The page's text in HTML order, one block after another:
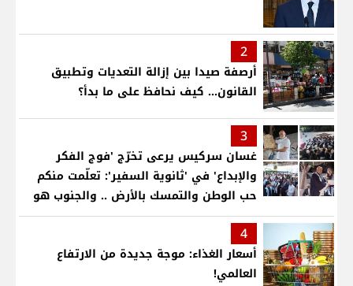
2
أرصفة صيدا بين إزالة التعديات وتطبيق
القانون... كيف نحافظ على ما بدأ؟
3
غسان سركيس يرعى تخرّج 'فوج الفكر
والإبداع' في 'ثانوية السفير': تعلّمت منكم
حب الوطن والتمسك بالأرض .. والجنوب هو
عزة وكرامة لبنان
4
أسعار الغذاء: موجة جديدة من الارتفاع
العالمي!